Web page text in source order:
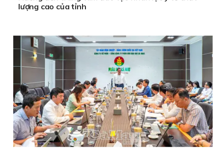
lượng cao của tỉnh